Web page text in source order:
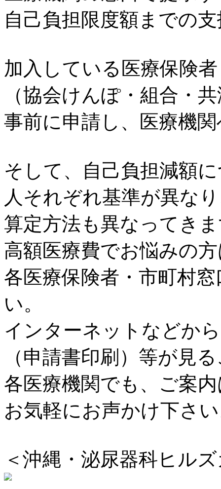
自己負担限度額までの
加入している医療保険者
（協会けんぽ・組合・
事前に申請し、医療機
そして、自己負担減額
人それぞれ基準が異な
算定方法も異なってき
高額医療費でお悩みの
各医療保険者・市町村
い。
インターネットなどか
（申請書印刷）等が見
各医療機関でも、ご案
お気軽にお声かけ下さ
＜沖縄・泌尿器科ヒル